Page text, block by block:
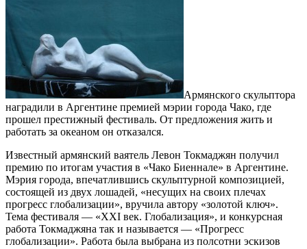
Армянского скульптора
наградили в Аргентине премией мэрии города Чако, где
прошел престижный фестиваль. От предложения жить и
работать за океаном он отказался.
Известный армянский ваятель Левон Токмаджян получил
премию по итогам участия в «Чако Биеннале» в Аргентине.
Мэрия города, впечатлившись скульптурной композицией,
состоящей из двух лошадей, «несущих на своих плечах
прогресс глобализации», вручила автору «золотой ключ».
Тема фестиваля — «XXI век. Глобализация», и конкурсная
работа Токмаджяна так и называется — «Прогресс
глобализации». Работа была выбрана из полсотни эскизов